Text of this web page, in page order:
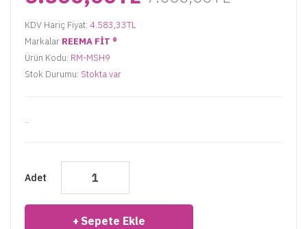
KDV Hariç Fiyat: 4.583,33TL
Markalar REEMA FİT ®️
Ürün Kodu: RM-MSH9
Stok Durumu: Stokta var
..
Adet
Sepete Ekle